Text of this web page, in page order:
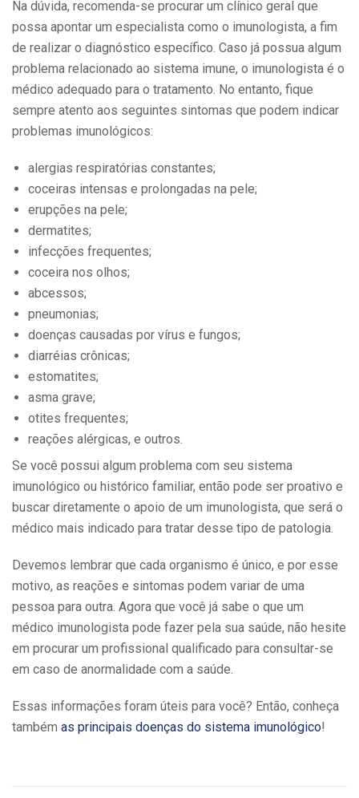
Na dúvida, recomenda-se procurar um clínico geral que
possa apontar um especialista como o imunologista, a fim
de realizar o diagnóstico específico. Caso já possua algum
problema relacionado ao sistema imune, o imunologista é o
médico adequado para o tratamento. No entanto, fique
sempre atento aos seguintes sintomas que podem indicar
problemas imunológicos:
alergias respiratórias constantes;
coceiras intensas e prolongadas na pele;
erupções na pele;
dermatites;
infecções frequentes;
coceira nos olhos;
abcessos;
pneumonias;
doenças causadas por vírus e fungos;
diarréias crônicas;
estomatites;
asma grave;
otites frequentes;
reações alérgicas, e outros.
Se você possui algum problema com seu sistema
imunológico ou histórico familiar, então pode ser proativo e
buscar diretamente o apoio de um imunologista, que será o
médico mais indicado para tratar desse tipo de patologia.
Devemos lembrar que cada organismo é único, e por esse
motivo, as reações e sintomas podem variar de uma
pessoa para outra. Agora que você já sabe o que um
médico imunologista pode fazer pela sua saúde, não hesite
em procurar um profissional qualificado para consultar-se
em caso de anormalidade com a saúde.
Essas informações foram úteis para você? Então, conheça
também as principais doenças do sistema imunológico!